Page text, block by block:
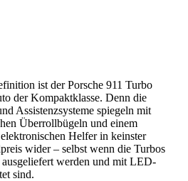
ist der Porsche 911 Turbo
der Kompaktklasse. Denn die
Assistenzsysteme spiegeln mit
Überrollbügeln und einem
Helfer in keinster
wider – selbst wenn die Turbos
werden und mit LED-
sind.